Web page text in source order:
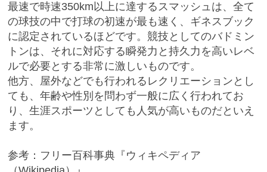
最速で時速350km以上に達するスマッシュは、全て
の球技の中で打球の初速が最も速く、ギネスブック
に認定されているほどです。競技としてのバドミン
トンは、それに対応する瞬発力と持久力を高いレベ
ルで必要とする非常に激しいものです。
他方、屋外などでも行われるレクリエーションとし
ても、年齢や性別を問わず一般に広く行われてお
り、生涯スポーツとしても人気が高いものだといえ
ます。
参考：フリー百科事典『ウィキペディア